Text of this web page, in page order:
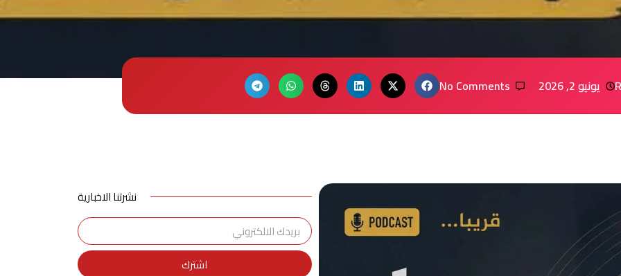
يونيو 2, 2026 No Comments
نشرتنا الاخبارية
اشترك